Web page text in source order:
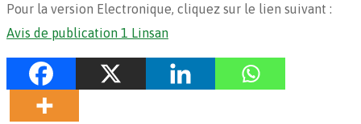
Pour la version Electronique, cliquez sur le lien suivant :
Avis de publication 1 Linsan